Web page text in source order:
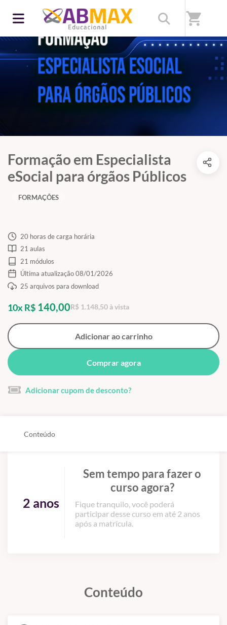
shopping_cart
Formação em Especialista
eSocial para órgãos Públicos
FORMAÇÕES
20 horas de carga horária
21 aulas
21 módulos
Última atualização 08/01/2026
25 arquivos para download
10x R$ 140,00R$ 1.148,50 à vista
Adicionar ao carrinho
Comprar agora
Adicionar cupom de desconto?
Conteúdo
2 anos
Sem tempo para fazer o
curso agora?
Fique tranquilo, você poderá
participar desse curso em até 2 anos
após a matrícula.
Conteúdo